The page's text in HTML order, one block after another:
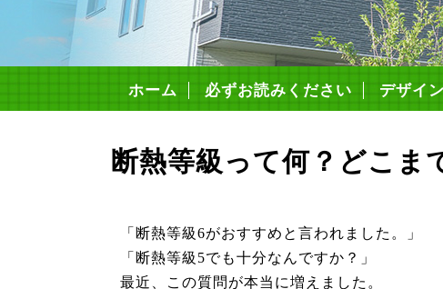
ホーム 必ずお読みください デザイ
断熱等級って何？どこま
「断熱等級6がおすすめと言われました。」
「断熱等級5でも十分なんですか？」
最近、この質問が本当に増えました。